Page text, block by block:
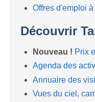
Offres d'emploi
Découvrir
Nouveau ! Prix
Agenda des
Annuaire des
Vues du ciel,